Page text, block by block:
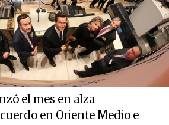
el mes en alza
en Oriente Medio e